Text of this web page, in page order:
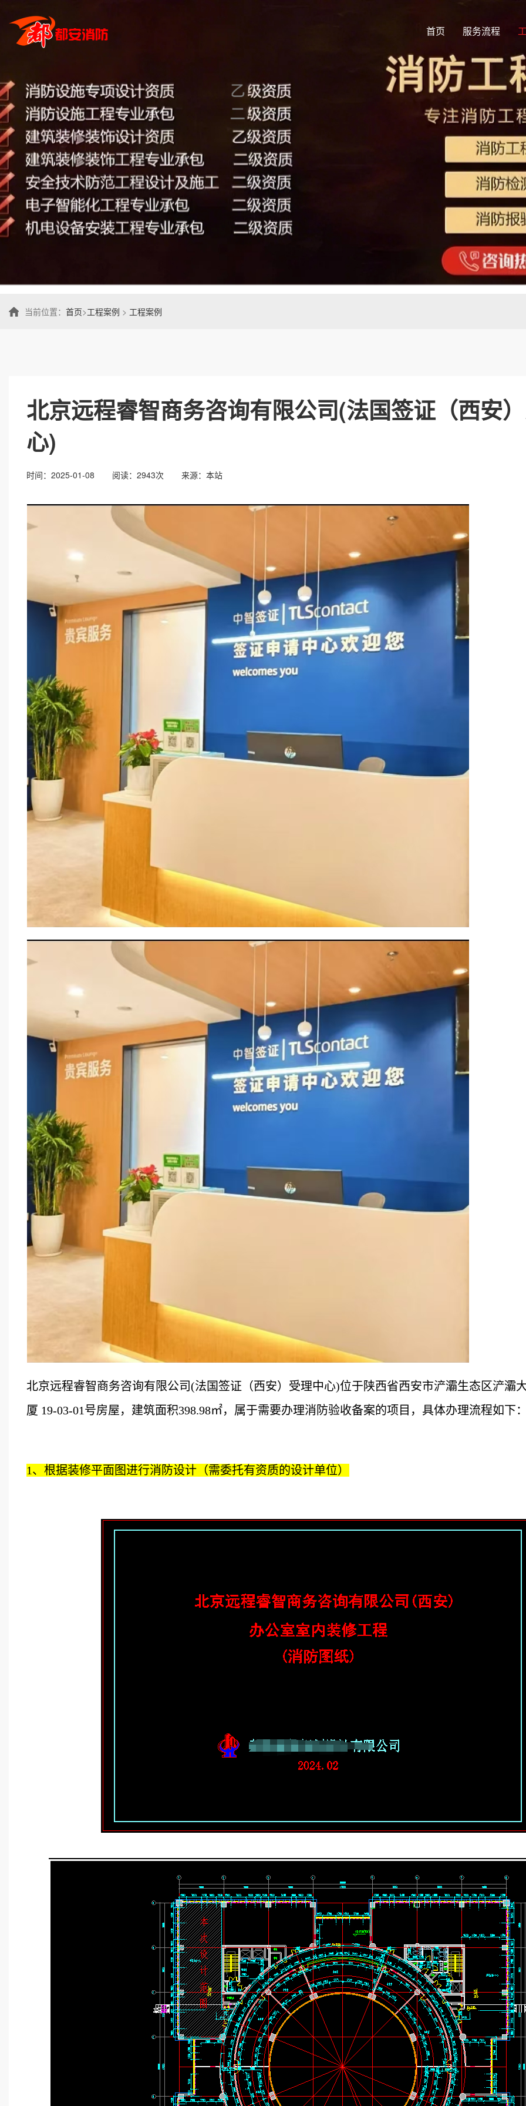
首页 服务流程
当前位置： 首页>工程案例 > 工程案例
北京远程睿智商务咨询有限公司(法国签证（西安
心)
时间：2025-01-08 阅读：2943次 来源：本站
北京远程睿智商务咨询有限公司(法国签证（西安）受理中心)位于陕西省西安市浐灞生态区浐灞
厦 19-03-01号房屋，建筑面积398.98㎡，属于需要办理消防验收备案的项目，具体办理流程如下
1、根据装修平面图进行消防设计（需委托有资质的设计单位）